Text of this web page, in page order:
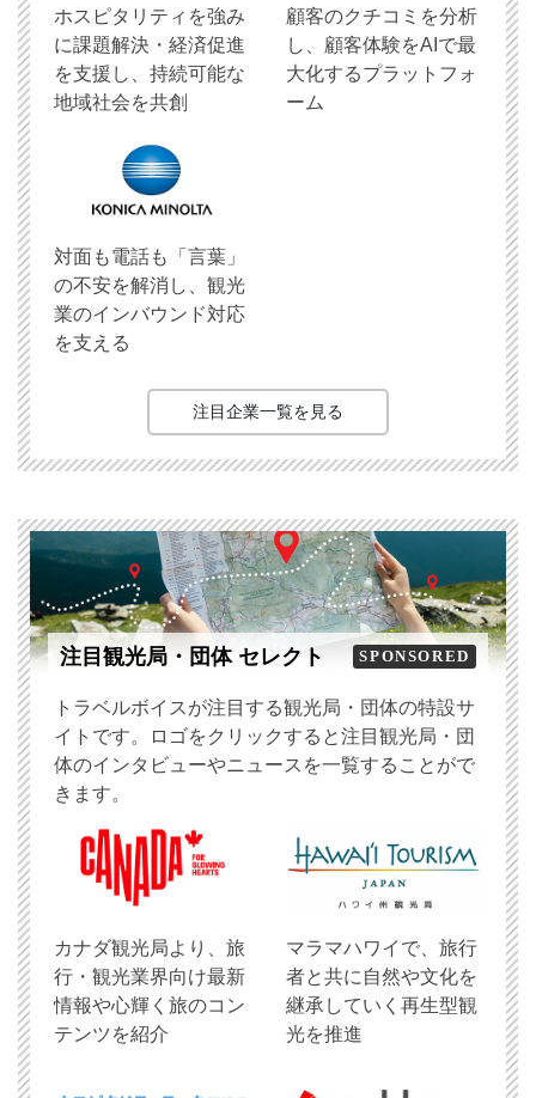
ホスピタリティを強み
に課題解決・経済促進
を支援し、持続可能な
地域社会を共創
顧客のクチコミを分析
し、顧客体験をAIで最
大化するプラットフォ
ーム
対面も電話も「言葉」
の不安を解消し、観光
業のインバウンド対応
を支える
注目企業一覧を見る
注目観光局・団体 セレクト SPONSORED
トラベルボイスが注目する観光局・団体の特設サ
イトです。ロゴをクリックすると注目観光局・団
体のインタビューやニュースを一覧することがで
きます。
​カナダ観光局より、旅
行・観光業界向け最新
情報や心輝く旅のコン
テンツを紹介
マラマハワイで、旅行
者と共に自然や文化を
継承していく再生型観
光を推進